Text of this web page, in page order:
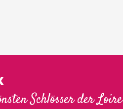
Schlösser der Loire